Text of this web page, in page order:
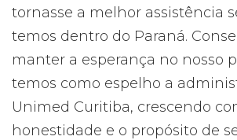
tornasse a melhor assistência
temos dentro do Paraná.
manter a esperança no nosso
temos como espelho a
Unimed Curitiba, crescendo
honestidade e o propósito de